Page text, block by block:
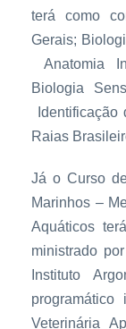
terá como
Gerais;
Anatomia
Biologia
Raias
Já o Curso
Marinhos –
Aquáticos
ministrado
Instituto
Veterinária